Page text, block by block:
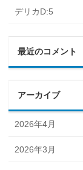
デリカD:5
最近のコメント
アーカイブ
2026年4月
2026年3月